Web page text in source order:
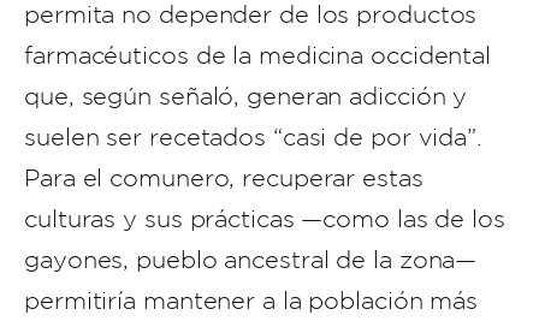
permita no depender de los productos
farmacéuticos de la medicina occidental
que, según señaló, generan adicción y
suelen ser recetados “casi de por vida”.
Para el comunero, recuperar estas
culturas y sus prácticas —como las de los
gayones, pueblo ancestral de la zona—
permitiría mantener a la población más